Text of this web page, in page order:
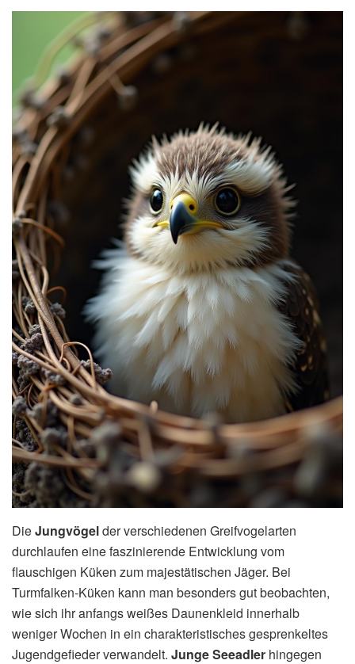
DieJungvögelder verschiedenen Greifvogelarten
durchlaufen eine faszinierende Entwicklung vom
flauschigen Küken zum majestätischen Jäger. Bei
Turmfalken-Küken kann man besonders gut beobachten,
wie sich ihr anfangs weißes Daunenkleid innerhalb
weniger Wochen in ein charakteristisches gesprenkeltes
Jugendgefieder verwandelt. Junge Seeadler hingegen